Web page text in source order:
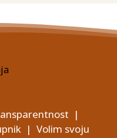
|
| Volim svoju